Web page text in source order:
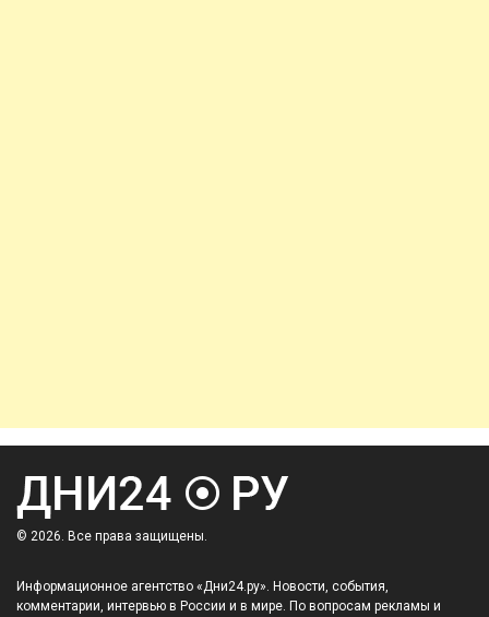
© 2026. Все права защищены.
Информационное агентство «Дни24.ру». Новости, события,
комментарии, интервью в России и в мире. По вопросам рекламы и